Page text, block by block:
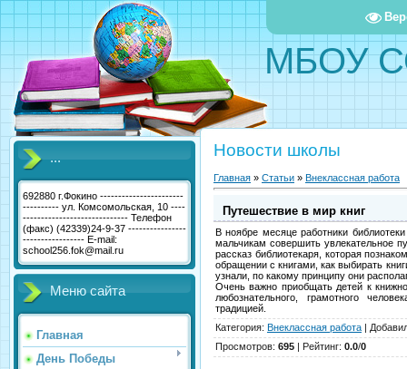
МБОУ
...
692880 г.Фокино -----------------------
---------- ул. Комсомольская, 10 ----
----------------------------- Телефон
(факс) (42339)24-9-37 ----------------
----------------- E-mail:
school256.fok@mail.ru
Меню сайта
Главная
День Победы
Новости школы
Главная » Статьи » Внеклассная работа
Путешествие в мир книг
В ноябре месяце работники
мальчикам совершить увлекательное
рассказ библиотекаря, которая
обращении с книгами, как выбирать
узнали, по какому принципу они
Очень важно приобщать детей к
любознательного, грамотного
традицией.
Категория: Внеклассная работа |
Просмотров: 695 | Рейтинг: 0.0/0